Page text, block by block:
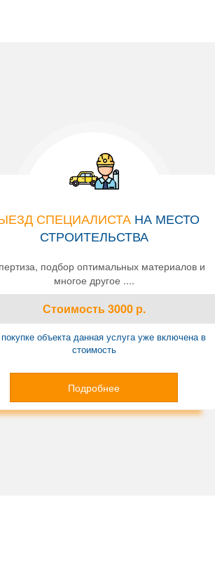
СПЕЦИАЛИСТАНА МЕСТО
СТРОИТЕЛЬСТВА
подбор оптимальных материалов и
многое другое ....
Стоимость3000р.
объекта данная услуга уже включена в
стоимость
Подробнее